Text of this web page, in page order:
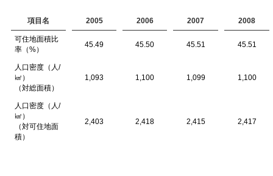
項目名 2005 2006 2007 2008
可住地面積比
率（%）
45.49 45.50 45.51 45.51
人口密度（人/
㎢）
（対総面積）
1,093 1,100 1,099 1,100
人口密度（人/
㎢）
（対可住地面
積）
2,403 2,418 2,415 2,417